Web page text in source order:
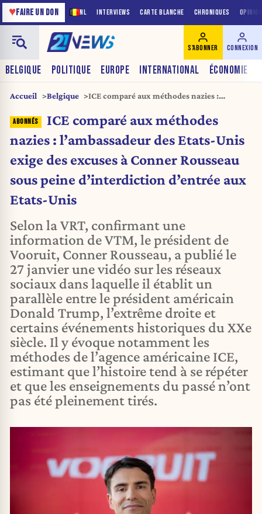
NL INTERVIEWS CARTE BLANCHE CHRONIQUES
♥FAIRE UN DON
BELGIQUE POLITIQUE EUROPE INTERNATIONAL ÉCONOMIE
S'ABONNER CONNEXION
Accueil Belgique
ICE comparé aux méthodes nazies :
excuses à Conner Rousseau sous peine
d’interdiction d’entrée aux Etats-Unis
ICE comparé aux méthodes
nazies : l’ambassadeur des Etats-Unis
exige des excuses à Conner Rousseau
sous peine d’interdiction d’entrée aux
Etats-Unis
Selon la VRT, confirmant une
information de VTM, le président de
Vooruit, Conner Rousseau, a publié le
27 janvier une vidéo sur les réseaux
sociaux dans laquelle il établit un
parallèle entre le président américain
Donald Trump, l’extrême droite et
certains événements historiques du XXe
siècle. Il y évoque notamment les
méthodes de l’agence américaine ICE,
estimant que l’histoire tend à se répéter
et que les enseignements du passé n’ont
pas été pleinement tirés.